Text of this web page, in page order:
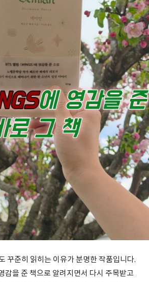
꾸준히 읽히는 이유가 분명한 작품입니다.
감을 준 책으로 알려지면서 다시 주목받고